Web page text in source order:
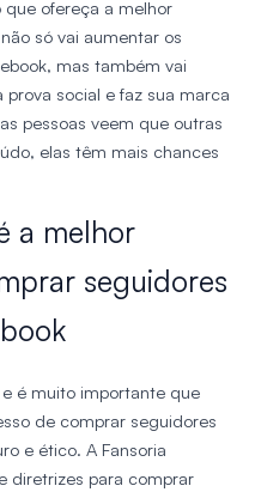
ofereça a melhor
só vai aumentar os
mas também vai
social e faz sua marca
pessoas veem que outras
elas têm mais chances
a melhor
seguidores
é muito importante que
de comprar seguidores
e ético. A Fansoria
diretrizes para comprar